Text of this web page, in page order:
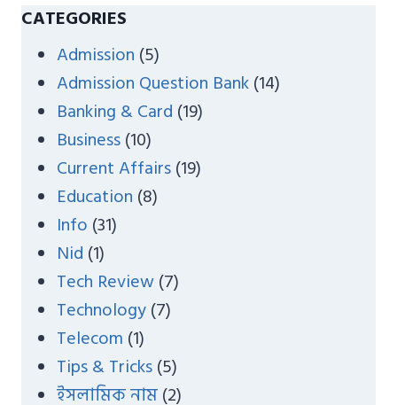
h
CATEGORIES
Admission (5)
Admission Question Bank(14)
Banking & Card (19)
Business(10)
Current Affairs(19)
Education (8)
Info (31)
Nid (1)
Tech Review(7)
Technology(7)
Telecom (1)
Tips & Tricks(5)
ইসলামিক নাম(2)